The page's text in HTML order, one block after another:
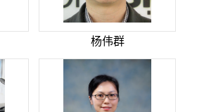
杨伟群